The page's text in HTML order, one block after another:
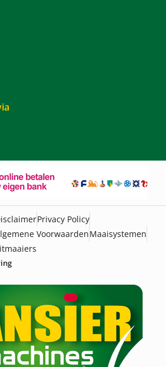
Privacy Policy
VoorwaardenMaaisystemen